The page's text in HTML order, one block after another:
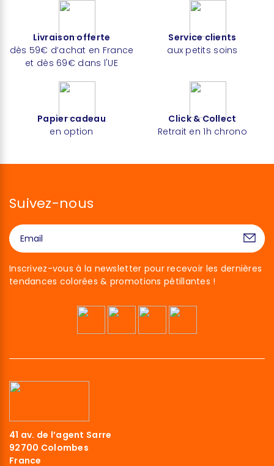
Livraison offerte
dès 59€ d’achat en France
et dès 69€ dans l'UE
Service clients
aux petits soins
Papier cadeau
en option
Click & Collect
Retrait en 1h chrono
Suivez-nous
Inscrivez-vous à la newsletter pour recevoir les dernières
tendances colorées & promotions pétillantes !
41 av. de l’agent Sarre
92700 Colombes
France